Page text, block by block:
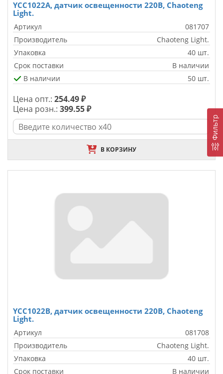
Фильтр
YCC1022A, датчик освещенности 220В, Chaoteng
Light.
Артикул
081707
Производитель
Chaoteng Light.
Упаковка
40 шт.
Срок поставки
В наличии
В наличии
50 шт.
Цена опт.: 254.49 ₽
Цена розн.: 399.55 ₽
В КОРЗИНУ
YCC1022B, датчик освещенности 220В, Chaoteng
Light.
Артикул
081708
Производитель
Chaoteng Light.
Упаковка
40 шт.
Срок поставки
В наличии